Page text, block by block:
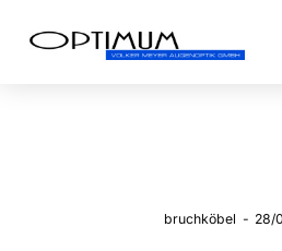
bruchköbel - 28/